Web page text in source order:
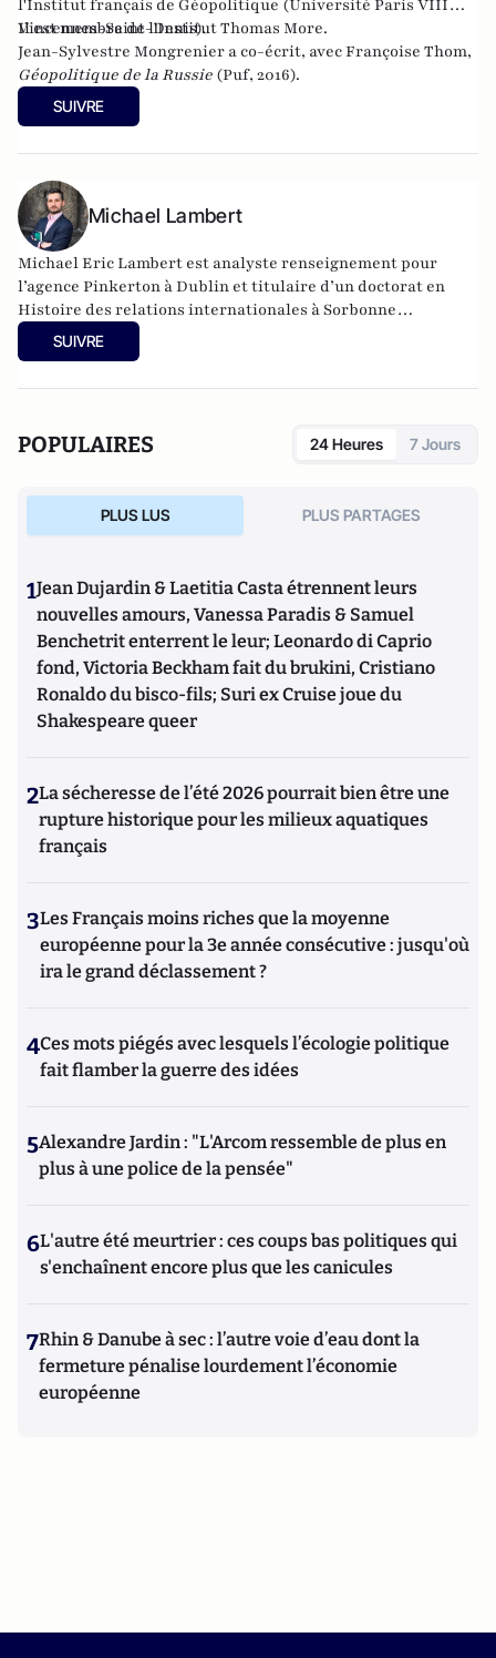
l'Institut français de Géopolitique (Université Paris VIII
Vincennes-Saint-Denis).
Il est membre de l'Institut Thomas More.
Jean-Sylvestre Mongrenier a co-écrit, avec Françoise Thom,
Géopolitique de la Russie (Puf, 2016).
SUIVRE
Michael Lambert
Michael Eric Lambert est analyste renseignement pour
l’agence Pinkerton à Dublin et titulaire d’un doctorat en
Histoire des relations internationales à Sorbonne
Université en partenariat avec l’INSEAD.
SUIVRE
POPULAIRES 24 Heures 7 Jours
PLUS LUS PLUS PARTAGES
1Jean Dujardin & Laetitia Casta étrennent leurs
nouvelles amours, Vanessa Paradis & Samuel
Benchetrit enterrent le leur; Leonardo di Caprio
fond, Victoria Beckham fait du brukini, Cristiano
Ronaldo du bisco-fils; Suri ex Cruise joue du
Shakespeare queer
2La sécheresse de l’été 2026 pourrait bien être une
rupture historique pour les milieux aquatiques
français
3Les Français moins riches que la moyenne
européenne pour la 3e année consécutive : jusqu'où
ira le grand déclassement ?
4Ces mots piégés avec lesquels l’écologie politique
fait flamber la guerre des idées
5Alexandre Jardin : "L'Arcom ressemble de plus en
plus à une police de la pensée"
6L'autre été meurtrier : ces coups bas politiques qui
s'enchaînent encore plus que les canicules
7Rhin & Danube à sec : l’autre voie d’eau dont la
fermeture pénalise lourdement l’économie
européenne